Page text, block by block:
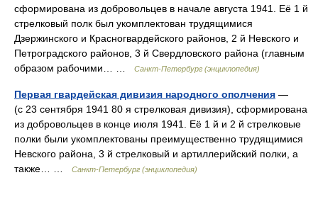
сформирована из добровольцев в начале августа 1941. Её 1 й
стрелковый полк был укомплектован трудящимися
Дзержинского и Красногвардейского районов, 2 й Невского и
Петроградского районов, 3 й Свердловского района (главным
образом рабочими… …
Санкт-Петербург (энциклопедия)
Первая гвардейская дивизия народного ополчения —
(с 23 сентября 1941 80 я стрелковая дивизия), сформирована
из добровольцев в конце июля 1941. Её 1 й и 2 й стрелковые
полки были укомплектованы преимущественно трудящимися
Невского района, 3 й стрелковый и артиллерийский полки, а
также… …
Санкт-Петербург (энциклопедия)